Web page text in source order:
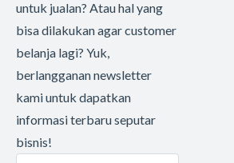
untuk jualan? Atau hal yang
bisa dilakukan agar customer
belanja lagi? Yuk,
berlangganan newsletter
kami untuk dapatkan
informasi terbaru seputar
bisnis!